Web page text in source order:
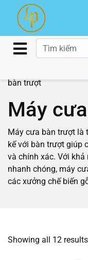
bàn trượt
Máy
Máy cưa bàn trượt là
kế với bàn trượt giúp
và chính xác. Với
nhanh chóng, máy
các xưởng chế biến
Showing all 12 results